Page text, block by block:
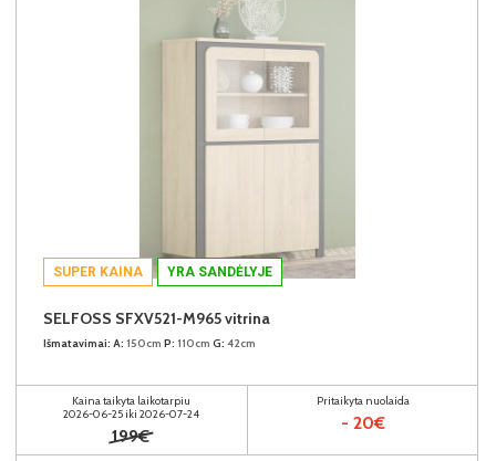
SUPER KAINA YRA SANDĖLYJE
SELFOSS SFXV521-M965 vitrina
Išmatavimai: A: 150cm P: 110cm G: 42cm
Kaina taikyta laikotarpiu
2026-06-25 iki 2026-07-24
199€
Pritaikyta nuolaida
- 20€